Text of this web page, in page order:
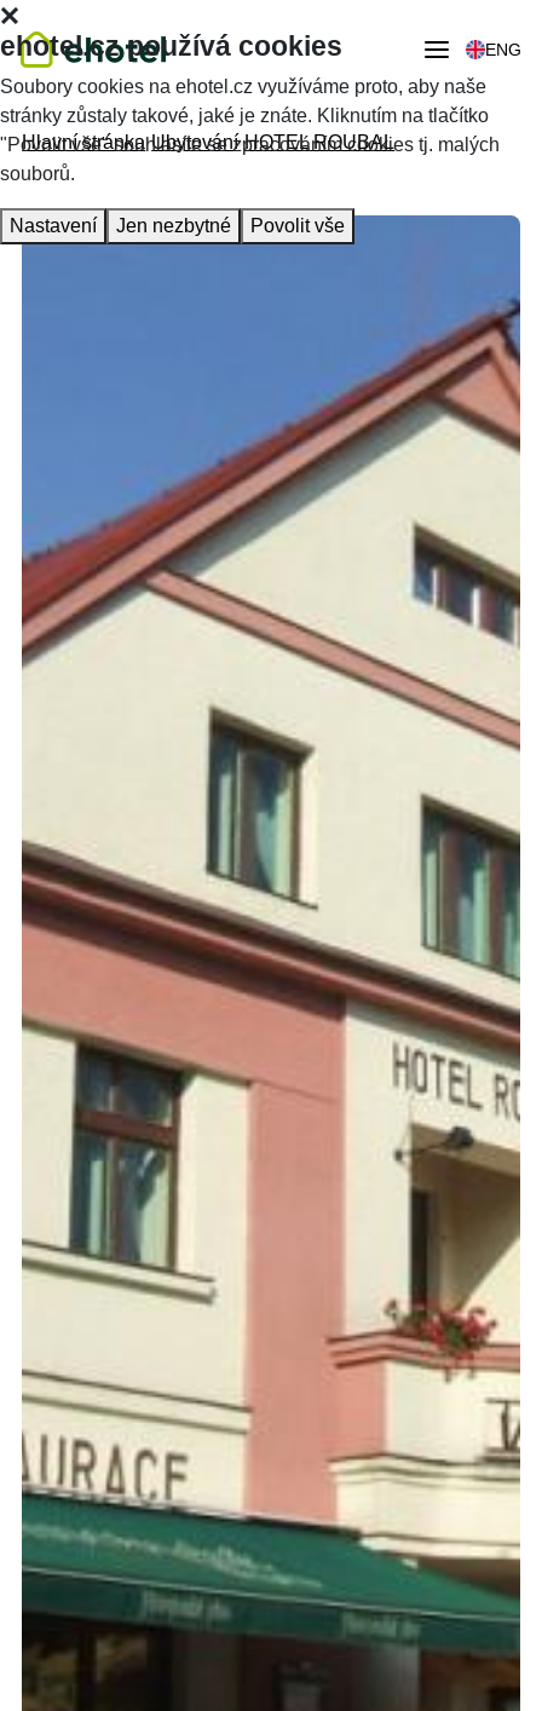
ENG
Hlavní stránka Ubytování HOTEL ROUBAL
ehotel.cz používá cookies
Soubory cookies na ehotel.cz využíváme proto, aby naše
stránky zůstaly takové, jaké je znáte. Kliknutím na tlačítko
"Povolit vše" souhlasíte se zpracováním cookies tj. malých
souborů.
Nastavení Jen nezbytné Povolit vše